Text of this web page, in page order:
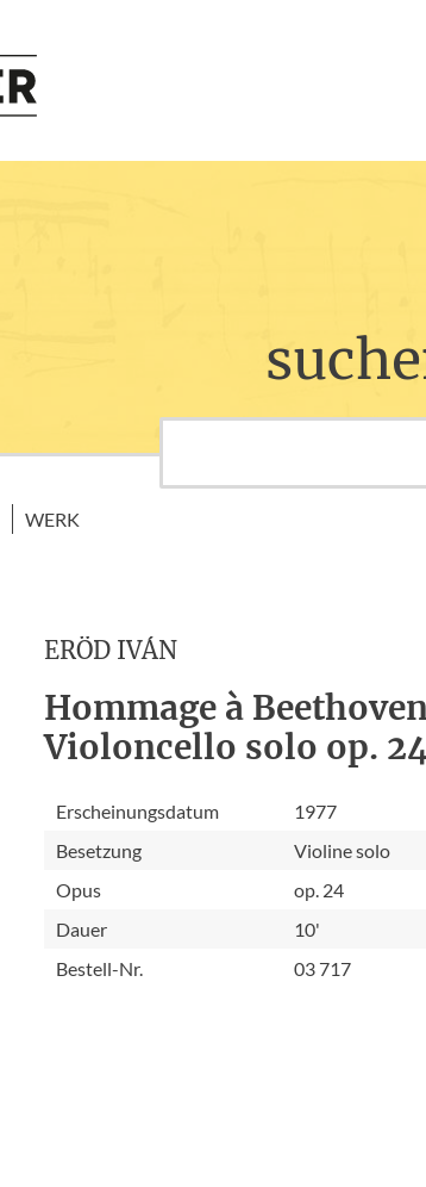
WERK
ERÖD IVÁN
Hommage à
Violoncello solo op.
Erscheinungsdatum
1977
Besetzung
Violine solo
Opus
op. 24
Dauer
10'
Bestell-Nr.
03 717